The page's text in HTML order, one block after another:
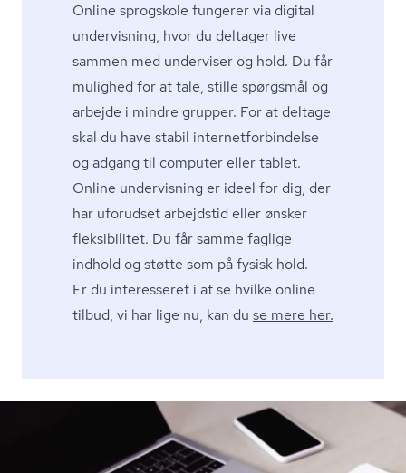
Online sprogskole fungerer via digital
undervisning, hvor du deltager live
sammen med underviser og hold. Du får
mulighed for at tale, stille spørgsmål og
arbejde i mindre grupper. For at deltage
skal du have stabil in­ter­net­for­bin­del­se
og adgang til computer eller tablet.
Online undervisning er ideel for dig, der
har uforudset arbejdstid eller ønsker
fleksibilitet. Du får samme faglige
indhold og støtte som på fysisk hold.
Er du interesseret i at se hvilke online
tilbud, vi har lige nu, kan du se mere her.